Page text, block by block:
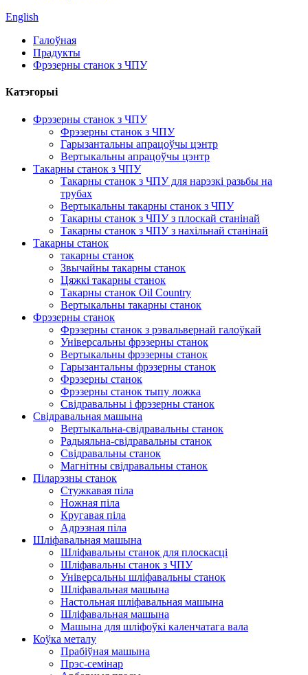
English
Галоўная
Прадукты
Фрэзерны станок з ЧПУ
Катэгорыі
Фрэзерны станок з ЧПУ
Фрэзерны станок з ЧПУ
Гарызантальны апрацоўчы цэнтр
Вертыкальны апрацоўчы цэнтр
Такарны станок з ЧПУ
Такарны станок з ЧПУ для нарэзкі разьбы на
трубах
Вертыкальны такарны станок з ЧПУ
Такарны станок з ЧПУ з плоскай станінай
Такарны станок з ЧПУ з нахільнай станінай
Такарны станок
такарны станок
Звычайны такарны станок
Цяжкі такарны станок
Такарны станок Oil Country
Вертыкальны такарны станок
Фрэзерны станок
Фрэзерны станок з рэвальвернай галоўкай
Універсальны фрэзерны станок
Вертыкальны фрэзерны станок
Гарызантальны фрэзерны станок
Фрэзерны станок
Фрэзерны станок тыпу ложка
Свідравальны і фрэзерны станок
Свідравальная машына
Вертыкальна-свідравальны станок
Радыяльна-свідравальны станок
Свідравальны станок
Магнітны свідравальны станок
Піларэзны станок
Стужкавая піла
Ножная піла
Кругавая піла
Адрэзная піла
Шліфавальная машына
Шліфавальны станок для плоскасці
Шліфавальны станок з ЧПУ
Універсальны шліфавальны станок
Шліфавальная машына
Настольная шліфавальная машына
Шліфавальная машына
Машына для шліфоўкі каленчатага вала
Коўка металу
Прабіўная машына
Прэс-семінар